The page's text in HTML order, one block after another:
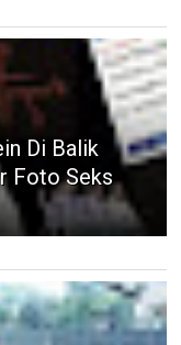
Di Balik
Foto Seks